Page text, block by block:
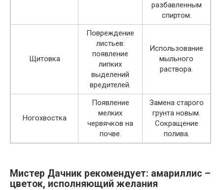
разбавленным
спиртом.
Щитовка
Повреждение
листьев:
появление
липких
выделений
вредителей.
Использование
мыльного
раствора.
Ногохвостка
Появление
мелких
червячков на
почве.
Замена старого
грунта новым.
Сокращение
полива.
Мистер Дачник рекомендует: амариллис –
цветок, исполняющий желания